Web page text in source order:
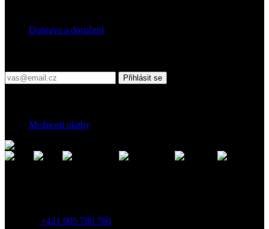
Doprava a doručení
Přihlásit se
Možnosti platby
+421 905 780 760